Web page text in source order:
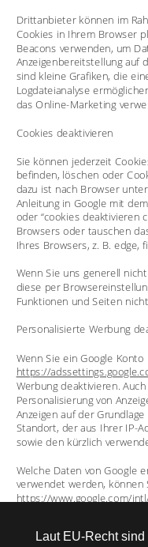
Laut EU-Recht
Drittanbieter können im
Cookies in Ihrem Browser
Beacons verwenden, um
Anzeigenbereitstellung auf
sind kleine Grafiken, die
Logdateianalyse
das Online-Marketing
Cookies deaktivieren
Sie können jederzeit
befinden, löschen oder
dazu ist nach Browser
Anleitung in Google mit
oder “cookies deaktivieren
Browsers oder tauschen
Ihres Browsers, z. B. edge,
Wenn Sie uns generell
diese per
Funktionen und Seiten
Personalisierte Werbung
Wenn Sie ein Google
https://
Werbung deaktivieren.
Personalisierung von
Anzeigen auf der
Standort, der aus Ihrer IP-
sowie den kürzlich
Welche Daten von Google
verwendet werden, können
https://www.google.com/
https://